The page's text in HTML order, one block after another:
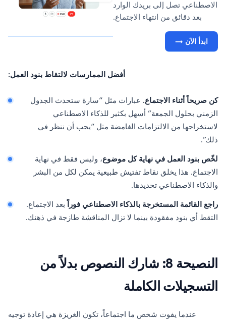
الاصطناعي تصل إلى بريدك الوارد
بعد دقائق من انتهاء الاجتماع.
ابدأ الآن →
أفضل الممارسات لالتقاط بنود العمل:
كن صريحاً أثناء الاجتماع. عبارات مثل “سارة ستحدث الجدول
الزمني بحلول الجمعة” أسهل بكثير للذكاء الاصطناعي
لاستخراجها من الالتزامات الغامضة مثل “يجب أن ننظر في
ذلك”.
لخّص بنود العمل في نهاية كل موضوع، وليس فقط في نهاية
الاجتماع. هذا يخلق نقاط تفتيش طبيعية يمكن لكل من البشر
والذكاء الاصطناعي تحديدها.
راجع القائمة المستخرجة بالذكاء الاصطناعي فوراً
بعد الاجتماع.
التقط أي بنود مفقودة بينما لا تزال المناقشة طازجة في ذهنك.
النصيحة 8: شارك النصوص بدلاً من
التسجيلات الكاملة
عندما يفوت شخص ما اجتماعاً، تكون الغريزة هي إعادة توجيه